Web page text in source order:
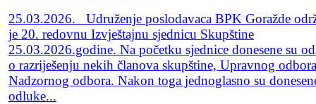
25.03.2026. Udruženje poslodavaca BPK Goražde
je 20. redovnu Izvještajnu sjednicu Skupštine
25.03.2026.godine. Na početku sjednice donesene su
o razriješenju nekih članova skupštine, Upravnog
Nadzornog odbora. Nakon toga jednoglasno su
odluke...